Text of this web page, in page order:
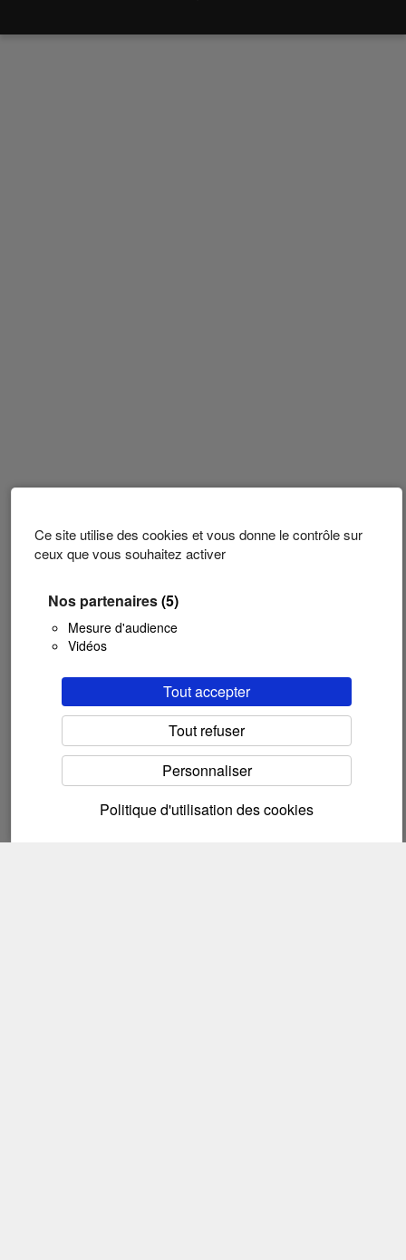
Ce site utilise des cookies et vous donne le contrôle sur
ceux que vous souhaitez activer
Nos partenaires(5)
Mesure d'audience
Vidéos
Tout accepter
Tout refuser
Personnaliser
Politique d'utilisation des cookies